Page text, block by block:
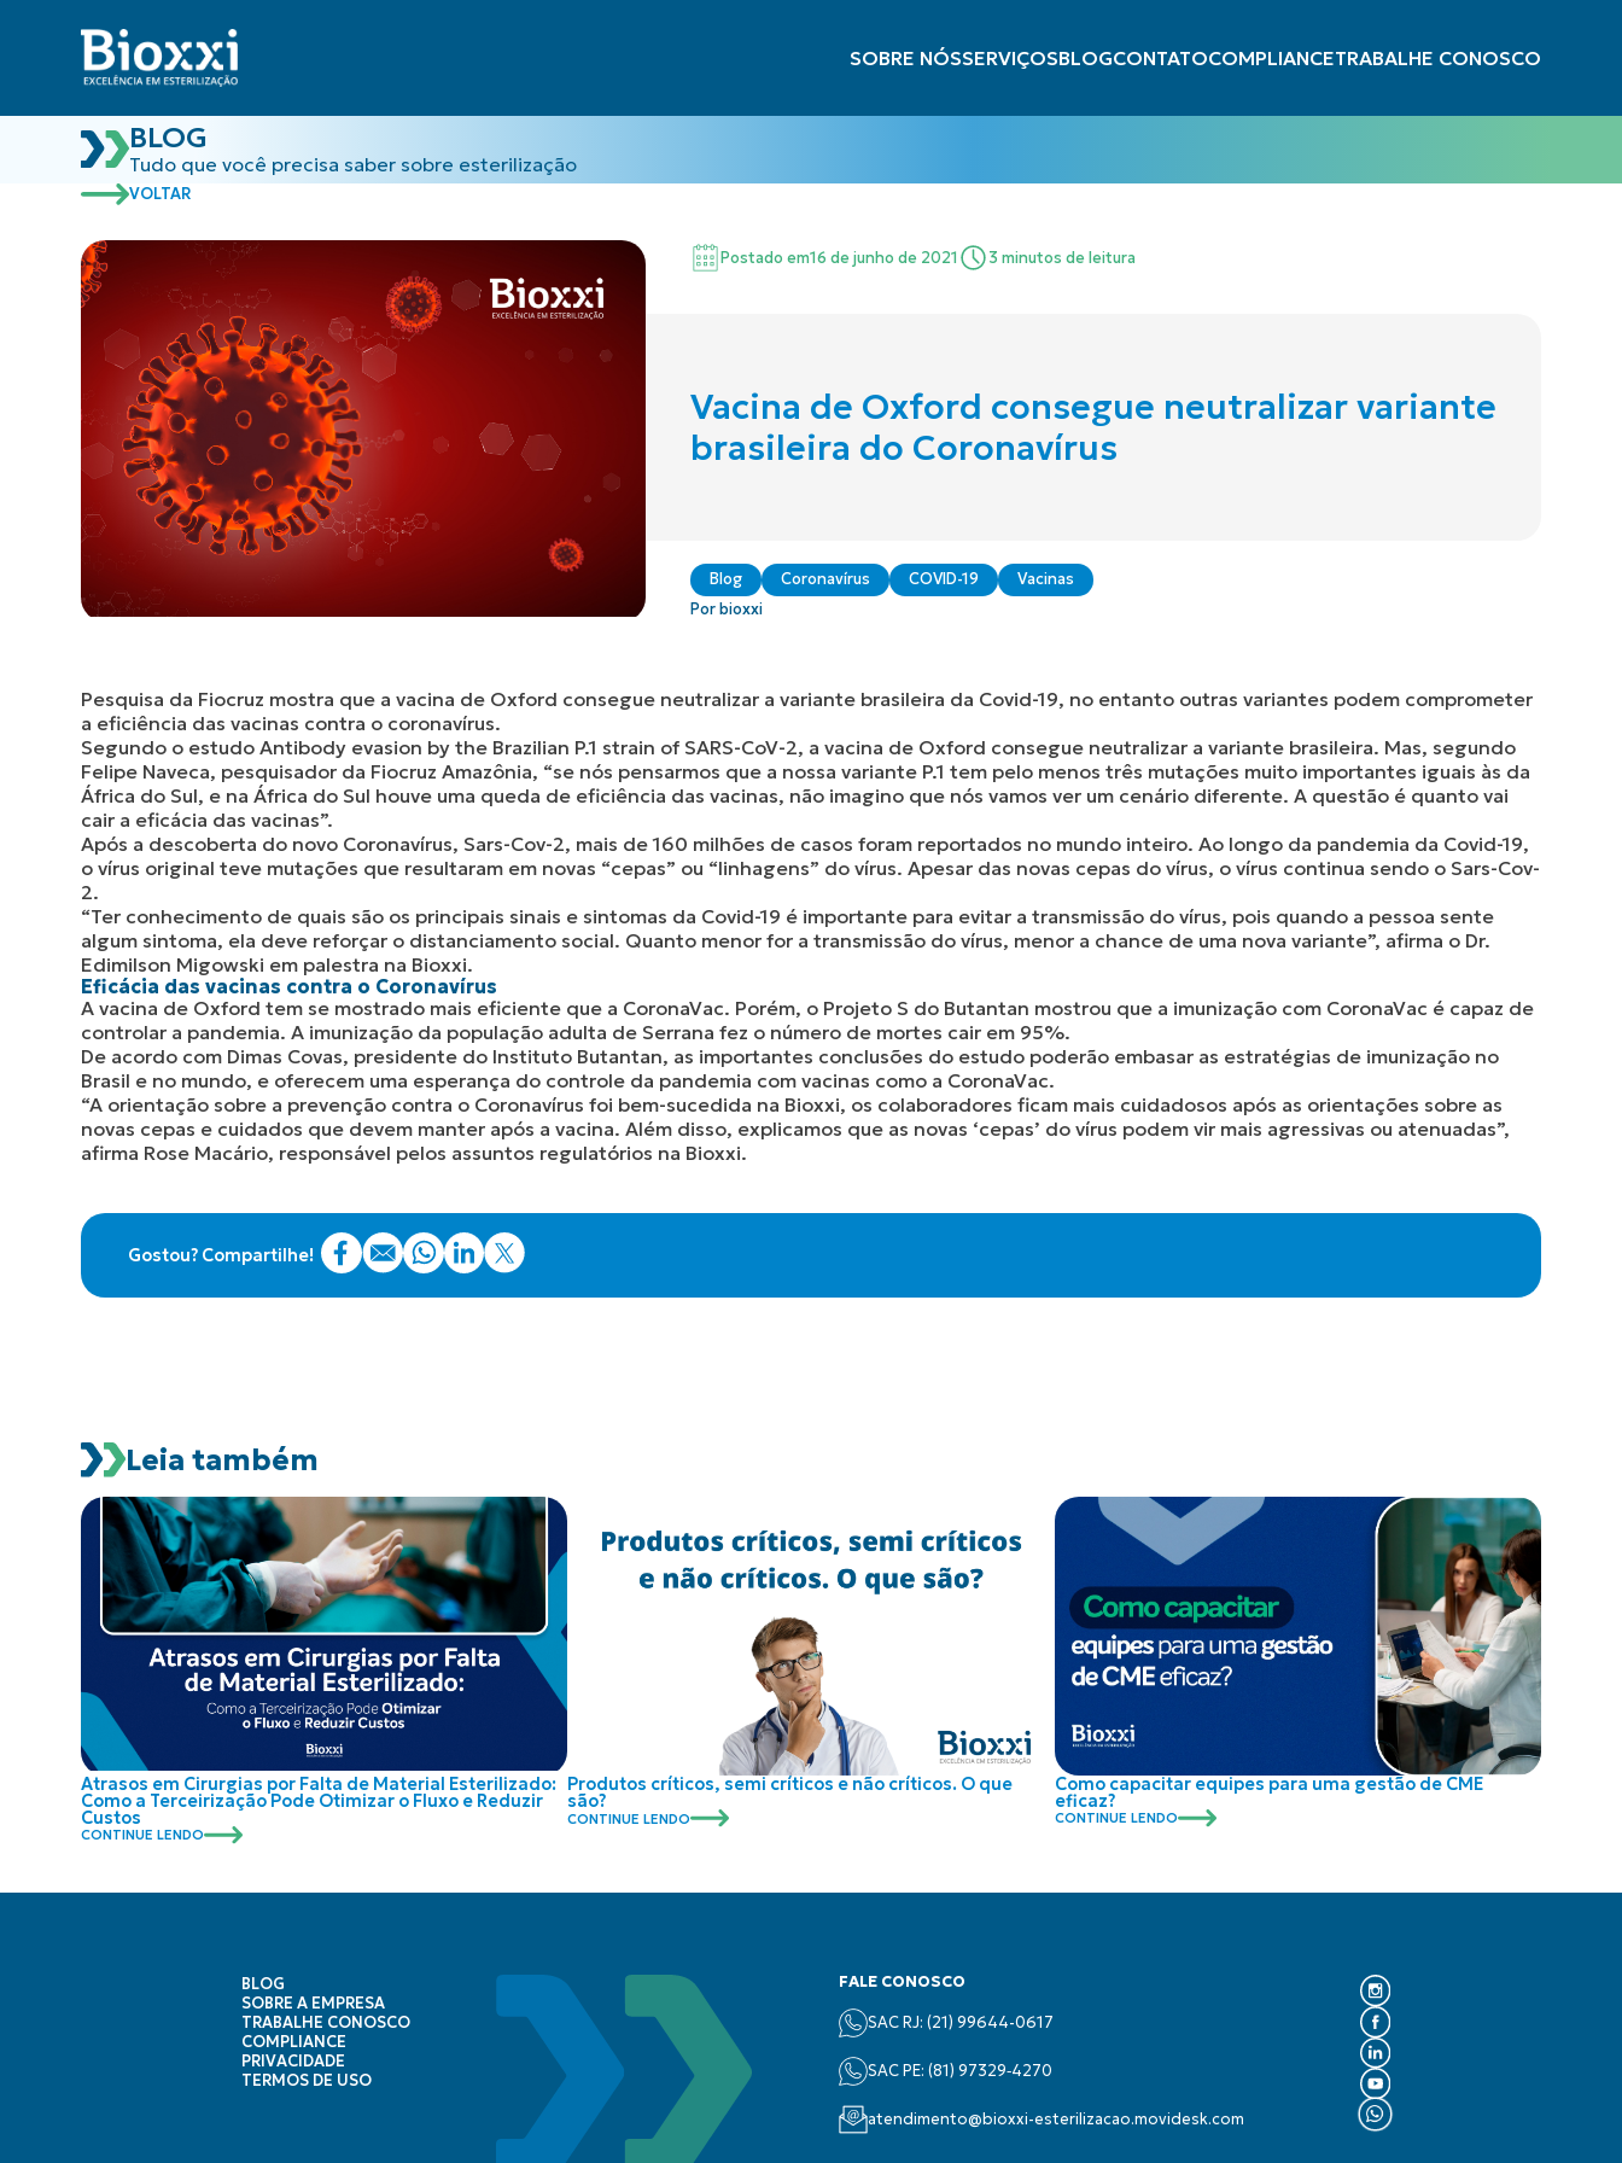
SOBRE NÓSSERVIÇOSBLOGCONTATOCOMPLIANCETRABALHE CONOSCO
BLOG
Tudo que você precisa saber sobre esterilização
VOLTAR
Postado em16 de junho de 2021 3 minutos de leitura
Vacina de Oxford consegue neutralizar variante
brasileira do Coronavírus
Blog Coronavírus COVID-19
Vacinas
Por bioxxi
Pesquisa da Fiocruz mostra que a vacina de Oxford consegue neutralizar a variante brasileira da Covid-19, no entanto outras variantes podem comprometer
a eficiência das vacinas contra o coronavírus.
Segundo o estudo Antibody evasion by the Brazilian P.1 strain of SARS-CoV-2, a vacina de Oxford consegue neutralizar a variante brasileira. Mas, segundo
Felipe Naveca, pesquisador da Fiocruz Amazônia, “se nós pensarmos que a nossa variante P.1 tem pelo menos três mutações muito importantes iguais às da
África do Sul, e na África do Sul houve uma queda de eficiência das vacinas, não imagino que nós vamos ver um cenário diferente. A questão é quanto vai
cair a eficácia das vacinas”.
Após a descoberta do novo Coronavírus, Sars-Cov-2, mais de 160 milhões de casos foram reportados no mundo inteiro. Ao longo da pandemia da Covid-19,
o vírus original teve mutações que resultaram em novas “cepas” ou “linhagens” do vírus. Apesar das novas cepas do vírus, o vírus continua sendo o Sars-Cov-
2.
“Ter conhecimento de quais são os principais sinais e sintomas da Covid-19 é importante para evitar a transmissão do vírus, pois quando a pessoa sente
algum sintoma, ela deve reforçar o distanciamento social. Quanto menor for a transmissão do vírus, menor a chance de uma nova variante”, afirma o Dr.
Edimilson Migowski em palestra na Bioxxi.
Eficácia das vacinas contra o Coronavírus
A vacina de Oxford tem se mostrado mais eficiente que a CoronaVac. Porém, o Projeto S do Butantan mostrou que a imunização com CoronaVac é capaz de
controlar a pandemia. A imunização da população adulta de Serrana fez o número de mortes cair em 95%.
De acordo com Dimas Covas, presidente do Instituto Butantan, as importantes conclusões do estudo poderão embasar as estratégias de imunização no
Brasil e no mundo, e oferecem uma esperança do controle da pandemia com vacinas como a CoronaVac.
“A orientação sobre a prevenção contra o Coronavírus foi bem-sucedida na Bioxxi, os colaboradores ficam mais cuidadosos após as orientações sobre as
novas cepas e cuidados que devem manter após a vacina. Além disso, explicamos que as novas ‘cepas’ do vírus podem vir mais agressivas ou atenuadas”,
afirma Rose Macário, responsável pelos assuntos regulatórios na Bioxxi.
Gostou? Compartilhe!
Leia também
Atrasos em Cirurgias por Falta de Material Esterilizado:
Como a Terceirização Pode Otimizar o Fluxo e Reduzir
Custos
CONTINUE LENDO
Produtos críticos, semi críticos e não críticos. O que
são?
CONTINUE LENDO
Como capacitar equipes para uma gestão de CME
eficaz?
CONTINUE LENDO
BLOG
SOBRE A EMPRESA
TRABALHE CONOSCO
COMPLIANCE
PRIVACIDADE
TERMOS DE USO
FALE CONOSCO
SAC RJ: (21) 99644-0617
SAC PE: (‪81) 97329‑4270‬
atendimento@bioxxi-esterilizacao.movidesk.com